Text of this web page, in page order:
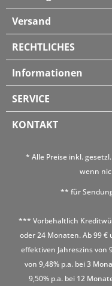
Versand
RECHTLICHES
Informationen
SERVICE
KONTAKT
* Alle Preise inkl.
wenn
** für
*** Vorbehaltlich
oder 24 Monaten. Ab 99
effektiven Jahreszins von
von 9,48% p.a. bei 3
9,50% p.a. bei 12